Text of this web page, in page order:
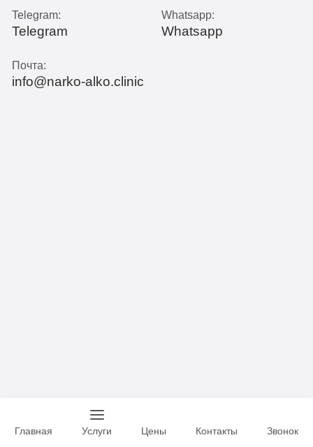
Telegram:
Telegram
Whatsapp:
Whatsapp
Почта:
info@narko-alko.clinic
Главная Услуги Цены Контакты Звонок